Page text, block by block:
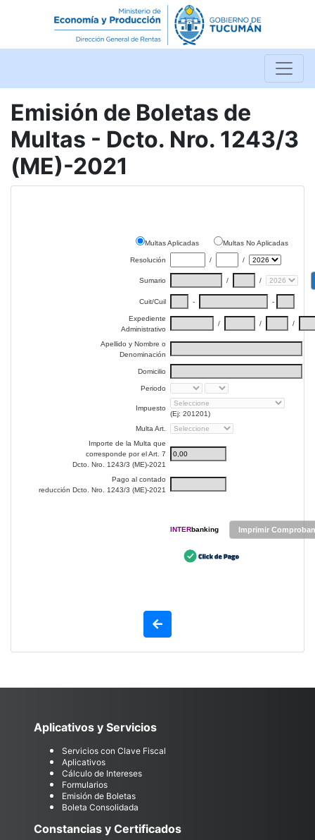
Emisión de Boletas de
Multas - Dcto. Nro. 1243/3
(ME)-2021
Multas Aplicadas Multas No Aplicadas
Resolución / /
Sumario / /
Cuit/Cuil - -
Expediente
Administrativo
/ / /
Apellido y Nombre o
Denominación
Domicilio
Periodo
Impuesto
(Ej: 201201)
Multa Art.
Importe de la Multa que
corresponde por el Art. 7
Dcto. Nro. 1243/3 (ME)-2021
Pago al contado
reducción Dcto. Nro. 1243/3 (ME)-2021
INTERbanking
Aplicativos y Servicios
Servicios con Clave Fiscal
Aplicativos
Cálculo de Intereses
Formularios
Emisión de Boletas
Boleta Consolidada
Constancias y Certificados